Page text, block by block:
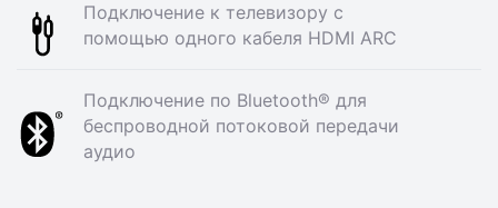
Подключение к телевизору с
помощью одного кабеля HDMI ARC
Подключение по Bluetooth® для
беспроводной потоковой передачи
аудио